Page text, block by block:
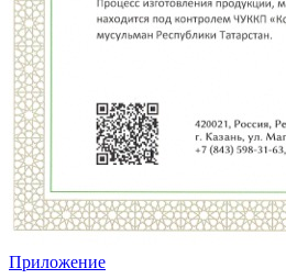
Приложение